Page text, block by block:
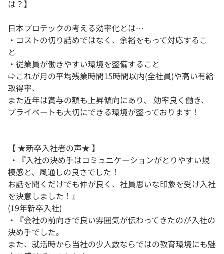
は？】
日本プロテックの考える効率化とは…
・コストの切り詰めではなく、余裕をもって対応するこ
と
・従業員が働きやすい環境を整備すること
⇨これが月の平均残業時間15時間以内(全社員)や高い有給
取得率、
また近年は賞与の額も上昇傾向にあり、 効率良く働き、
プライベートも大切にできる環境が整っております！
【 ★新卒入社者の声★ 】
・『入社の決め手はコミュニケーションがとりやすい規
模感と、風通しの良さでした！
お話を聞くだけでも仲が良く、社員思いな印象を受け入社
を決意しました！』
(19年新卒入社)
・『会社の前向きで良い雰囲気が伝わってきたのが入社の
決め手でした。
また、就活時から当社の少人数ならではの教育環境にも魅